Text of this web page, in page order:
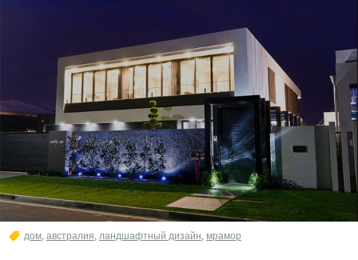
дом, австралия, ландшафтный дизайн, мрамор